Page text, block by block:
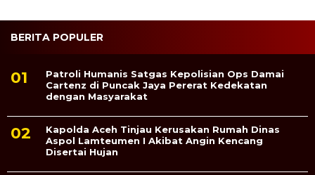
BERITA POPULER
Patroli Humanis Satgas Kepolisian Ops Damai
Cartenz di Puncak Jaya Pererat Kedekatan
dengan Masyarakat
Kapolda Aceh Tinjau Kerusakan Rumah Dinas
Aspol Lamteumen I Akibat Angin Kencang
Disertai Hujan